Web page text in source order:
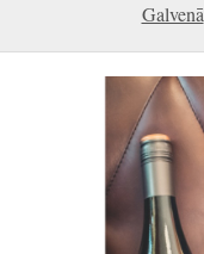
Galvenā